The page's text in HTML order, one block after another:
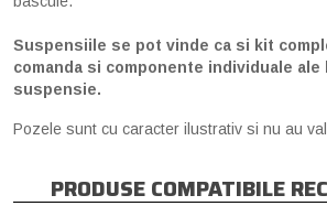
Suspensiile se pot vinde ca si kit
comanda si componente individuale ale
suspensie.
Pozele sunt cu caracter ilustrativ si nu au
PRODUSE COMPATIBILE